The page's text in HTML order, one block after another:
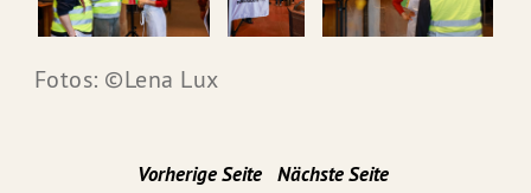
Fotos: ©Lena Lux
Vorherige Seite Nächste Seite